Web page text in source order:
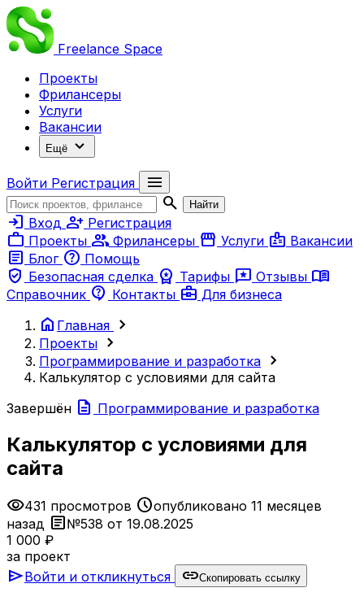
Freelance Space
Проекты
Фрилансеры
Услуги
Вакансии
Ещё expand_more
Войти Регистрация
menu
search
Найти
login Вход person_add Регистрация
work Проекты group Фрилансеры storefront Услуги badge Вакансии
article Блог help Помощь
verified_user Безопасная сделка workspace_premium Тарифы reviews Отзывы menu_book
Справочник contact_support Контакты business_center Для бизнеса
home Главная chevron_right
Проекты chevron_right
Программирование и разработка chevron_right
Калькулятор с условиями для сайта
Завершён description Программирование и разработка
Калькулятор с условиями для
сайта
visibility431 просмотров scheduleопубликовано 11 месяцев
назад article№538 от 19.08.2025
1 000 ₽
за проект
sendВойти и откликнуться linkСкопировать ссылку